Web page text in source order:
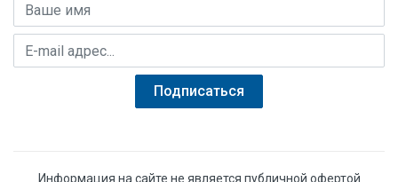
Подписаться
Информация на сайте не является публичной офертой